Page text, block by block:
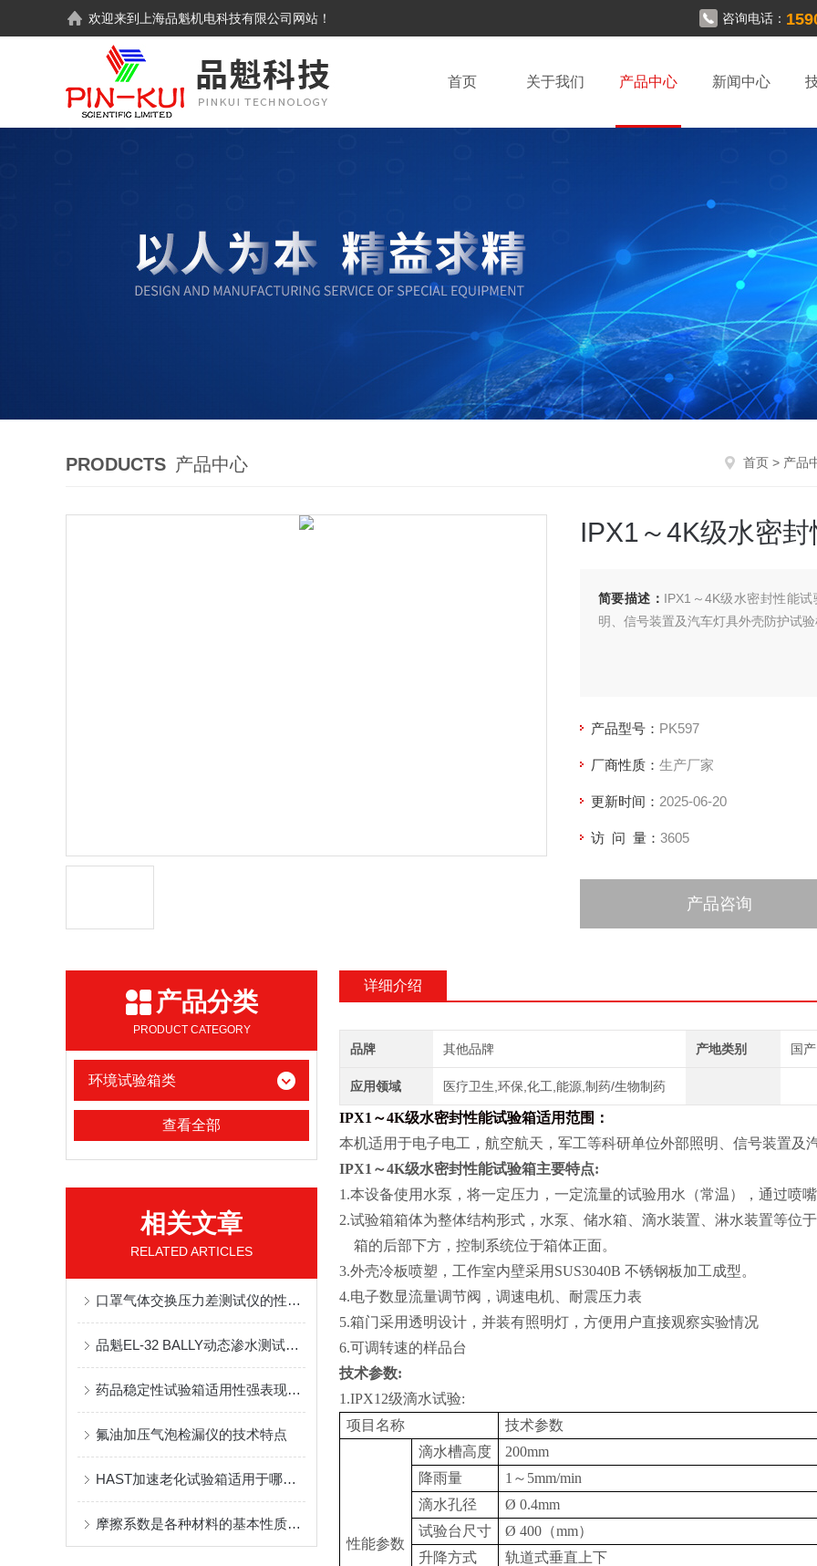
欢迎来到 上海品魁机电科技有限公司 网站！ 咨询电话：
首页 关于我们 产品中心 新闻中心
PRODUCTS 产品中心 首页 > 产品
IPX1～4K级水密
简要描述： IPX1～4K级水密封性能
明、信号装置及汽车灯具外壳防护试
产品型号： PK597
厂商性质： 生产厂家
更新时间： 2025-06-20
访 问 量： 3605
产品咨询
产品分类
PRODUCT CATEGORY
环境试验箱类
查看全部
相关文章
RELATED ARTICLES
口罩气体交换压力差测试仪的性能特点和功能技术要求
品魁EL-32 BALLY动态渗水测试仪：守护鞋材品质的科技卫士
药品稳定性试验箱适用性强表现在哪些方面？
氟油加压气泡检漏仪的技术特点
HAST加速老化试验箱适用于哪些材料
摩擦系数是各种材料的基本性质之一
详细介绍
品牌 其他品牌 产地类别 国产
应用领域 医疗卫生,环保,化工,能源,制药/生物制药
IPX1～4K级水密封性能试验箱适用范围：
本机适用于电子电工，航空航天，军工等科研单位外部照明、信号装置及
IPX1～4K级水密封性能试验箱主要特点:
1.本设备使用水泵，将一定压力，一定流量的试验用水（常温），通过喷
2.试验箱箱体为整体结构形式，水泵、储水箱、滴水装置、淋水装置等位
箱的后部下方，控制系统位于箱体正面。
3.外壳冷板喷塑，工作室内壁采用SUS3040B 不锈钢板加工成型。
4.电子数显流量调节阀，调速电机、耐震压力表
5.箱门采用透明设计，并装有照明灯，方便用户直接观察实验情况
6.可调转速的样品台
技术参数:
1.IPX12级滴水试验:
项目名称
技术参数
性能参数
滴水槽高度
200mm
降雨量
1～5mm/min
滴水孔径
Ø 0.4mm
试验台尺寸
Ø 400（mm）
升降方式
轨道式垂直上下